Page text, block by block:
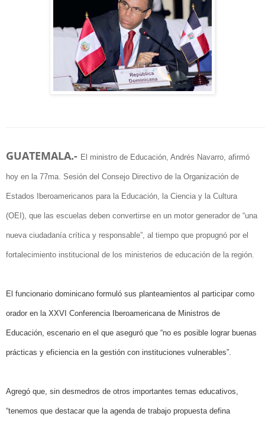
GUATEMALA.- El ministro de Educación, Andrés Navarro, afirmó
hoy en la 77ma. Sesión del Consejo Directivo de la Organización de
Estados Iberoamericanos para la Educación, la Ciencia y la Cultura
(OEI), que las escuelas deben convertirse en un motor generador de “una
nueva ciudadanía crítica y responsable”, al tiempo que propugnó por el
fortalecimiento institucional de los ministerios de educación de la región.
El funcionario dominicano formuló sus planteamientos al participar como
orador en la XXVI Conferencia Iberoamericana de Ministros de
Educación, escenario en el que aseguró que “no es posible lograr buenas
prácticas y eficiencia en la gestión con instituciones vulnerables”.
Agregó que, sin desmedros de otros importantes temas educativos,
“tenemos que destacar que la agenda de trabajo propuesta defina